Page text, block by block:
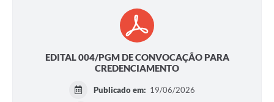
EDITAL 004/PGM DE CONVOCAÇÃO PARA
CREDENCIAMENTO
Publicado em: 19/06/2026